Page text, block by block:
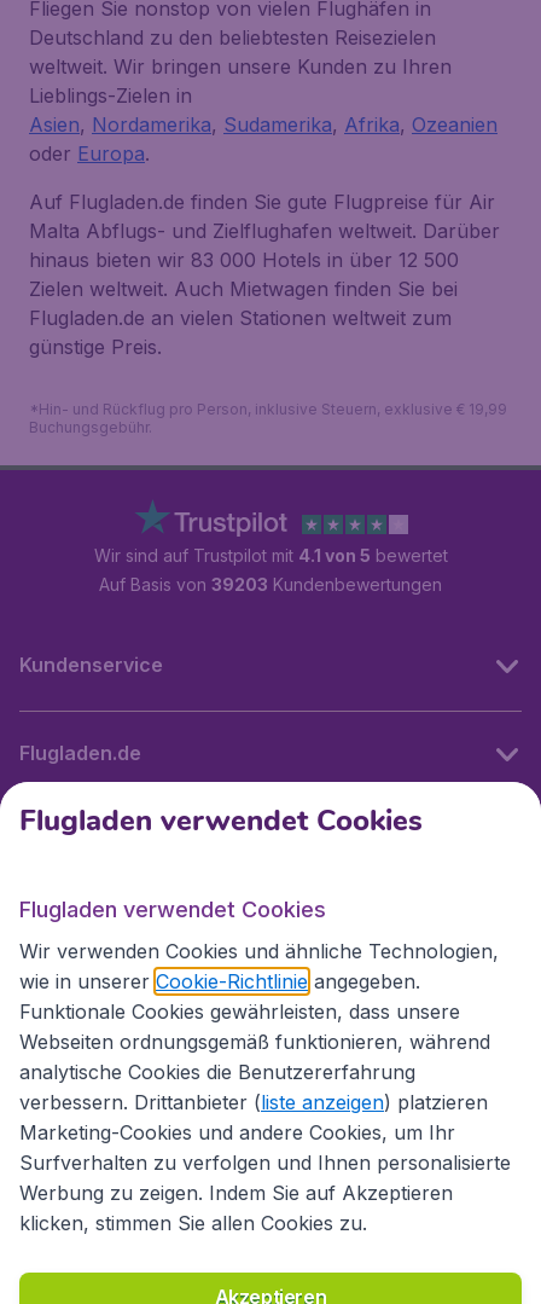
Fliegen Sie nonstop von vielen Flughäfen in
Deutschland zu den beliebtesten Reisezielen
weltweit. Wir bringen unsere Kunden zu Ihren
Lieblings-Zielen in
Asien, Nordamerika, Sudamerika, Afrika, Ozeanien
oder Europa.
Auf Flugladen.de finden Sie gute Flugpreise für Air
Malta Abflugs- und Zielflughafen weltweit. Darüber
hinaus bieten wir 83 000 Hotels in über 12 500
Zielen weltweit. Auch Mietwagen finden Sie bei
Flugladen.de an vielen Stationen weltweit zum
günstige Preis.
*Hin- und Rückflug pro Person, inklusive Steuern, exklusive € 19,99
Buchungsgebühr.
Wir sind auf Trustpilot mit 4.1 von 5 bewertet
Auf Basis von 39203 Kundenbewertungen
Kundenservice
Flugladen.de
Internationale Webseiten
Folgen Sie uns:
Richtlinien und Bedingungen
Haftungsausschluss
Flugladen verwendet Cookies
Flugladen verwendet Cookies
Wir verwenden Cookies und ähnliche Technologien,
wie in unserer Cookie-Richtlinie angegeben.
Funktionale Cookies gewährleisten, dass unsere
Webseiten ordnungsgemäß funktionieren, während
analytische Cookies die Benutzererfahrung
verbessern. Drittanbieter (liste anzeigen) platzieren
Marketing-Cookies und andere Cookies, um Ihr
Surfverhalten zu verfolgen und Ihnen personalisierte
Werbung zu zeigen. Indem Sie auf Akzeptieren
klicken, stimmen Sie allen Cookies zu.
Akzeptieren